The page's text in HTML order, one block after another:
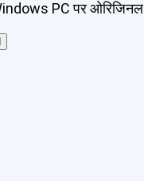
PC पर